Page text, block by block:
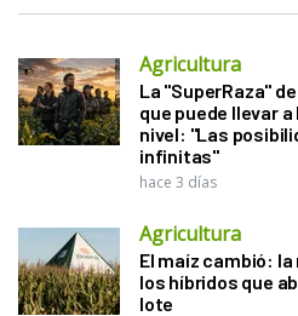
Agricultura
La "SuperRaza"
que puede llevar
nivel: "Las
infinitas"
hace 3 días
Agricultura
El maíz cambió:
los híbridos que
lote